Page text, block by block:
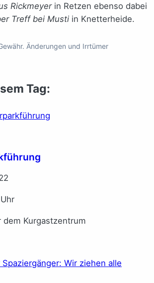
Rickmeyerin Retzen ebenso dabei
Treff bei Musti in Knetterheide.
Änderungen und Irrtümer
Tag:
dem Kurgastzentrum